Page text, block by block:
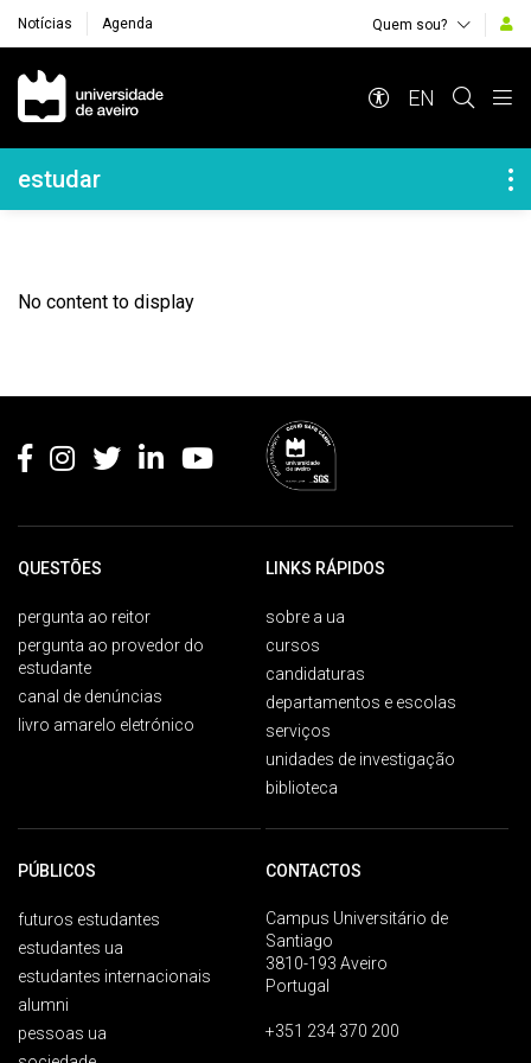
Notícias Agenda Quem sou?
Navegação Principal
EN
Navegação Lateral
estudar
No content to display
QUESTÕES
pergunta ao reitor
pergunta ao provedor do
estudante
canal de denúncias
livro amarelo eletrónico
LINKS RÁPIDOS
sobre a ua
cursos
candidaturas
departamentos e escolas
serviços
unidades de investigação
biblioteca
PÚBLICOS
futuros estudantes
estudantes ua
estudantes internacionais
alumni
pessoas ua
CONTACTOS
Campus Universitário de
Santiago
3810-193 Aveiro
Portugal
+351 234 370 200